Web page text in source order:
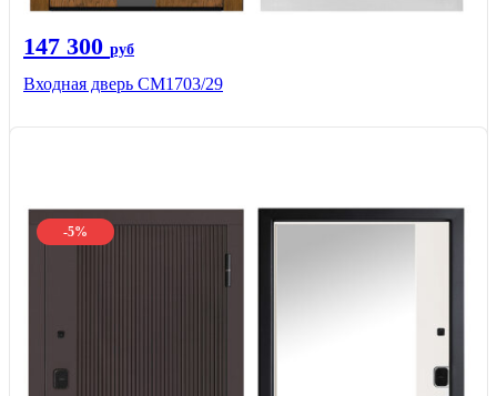
147 300 руб
Входная дверь СМ1703/29
-5%